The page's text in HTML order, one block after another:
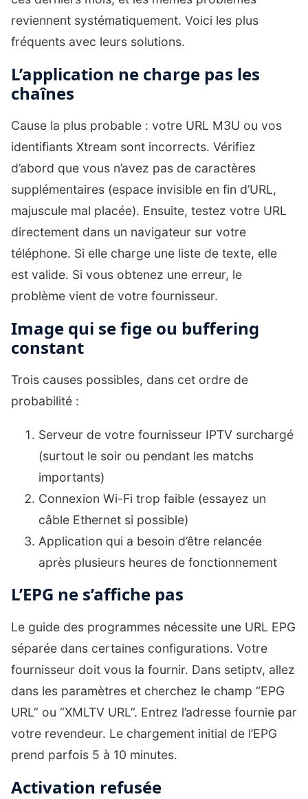
reviennent systématiquement. Voici les plus
fréquents avec leurs solutions.
L’application ne charge pas les
chaînes
Cause la plus probable : votre URL M3U ou vos
identifiants Xtream sont incorrects. Vérifiez
d’abord que vous n’avez pas de caractères
supplémentaires (espace invisible en fin d’URL,
majuscule mal placée). Ensuite, testez votre URL
directement dans un navigateur sur votre
téléphone. Si elle charge une liste de texte, elle
est valide. Si vous obtenez une erreur, le
problème vient de votre fournisseur.
Image qui se fige ou buffering
constant
Trois causes possibles, dans cet ordre de
probabilité :
Serveur de votre fournisseur IPTV surchargé
(surtout le soir ou pendant les matchs
importants)
Connexion Wi-Fi trop faible (essayez un
câble Ethernet si possible)
Application qui a besoin d’être relancée
après plusieurs heures de fonctionnement
L’EPG ne s’affiche pas
Le guide des programmes nécessite une URL EPG
séparée dans certaines configurations. Votre
fournisseur doit vous la fournir. Dans setiptv, allez
dans les paramètres et cherchez le champ “EPG
URL” ou “XMLTV URL”. Entrez l’adresse fournie par
votre revendeur. Le chargement initial de l’EPG
prend parfois 5 à 10 minutes.
Activation refusée